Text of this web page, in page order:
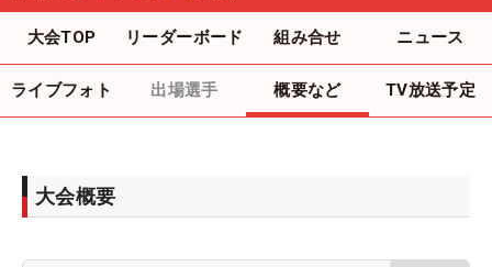
大会TOP リーダーボード 組み合せ ニュース
ライブフォト 出場選手 概要など TV放送予定
大会概要